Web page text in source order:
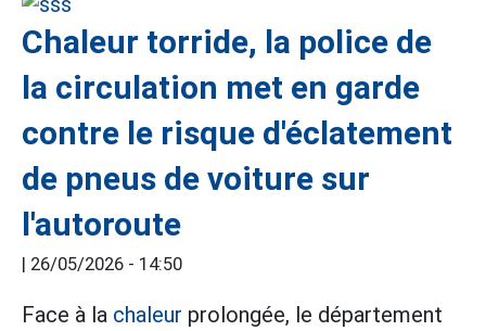
Chaleur torride, la police de
la circulation met en garde
contre le risque d'éclatement
de pneus de voiture sur
l'autoroute
| 26/05/2026 - 14:50
Face à la chaleur prolongée, le département